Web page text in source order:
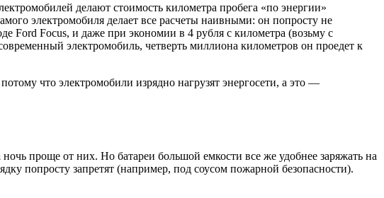
делают стоимость километра пробега «по энергии»
электромобиля делает все расчеты наивными: он попросту не
Ford Focus, и даже при экономии в 4 рубля с километра (возьму с
электромобиль, четверть миллиона километров он проедет к
что электромобили изрядно нагрузят энергосети, а это —
проще от них. Но батареи большой емкости все же удобнее заряжать на
попросту запретят (например, под соусом пожарной безопасности).